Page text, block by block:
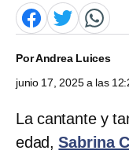
PorAndrea Luices
junio 17, 2025 a las
La cantante y
edad,Sabrina